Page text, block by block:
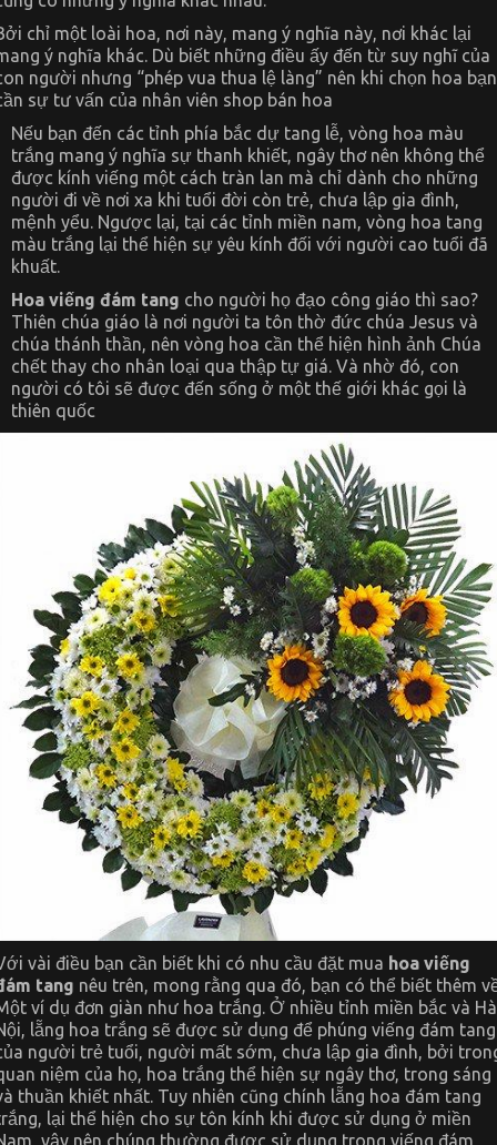
chỉ một loài hoa, nơi này, mang ý nghĩa này, nơi khác lại
ý nghĩa khác. Dù biết những điều ấy đến từ suy nghĩ của
người nhưng “phép vua thua lệ làng” nên khi chọn hoa bạn
sự tư vấn của nhân viên shop bán hoa
Nếu bạn đến các tỉnh phía bắc dự tang lễ, vòng hoa màu
trắng mang ý nghĩa sự thanh khiết, ngây thơ nên không thể
được kính viếng một cách tràn lan mà chỉ dành cho những
người đi về nơi xa khi tuổi đời còn trẻ, chưa lập gia đình,
mệnh yểu. Ngược lại, tại các tỉnh miền nam, vòng hoa tang
màu trắng lại thể hiện sự yêu kính đối với người cao tuổi đã
khuất.
Hoa viếng đám tang cho người họ đạo công giáo thì sao?
Thiên chúa giáo là nơi người ta tôn thờ đức chúa Jesus và
chúa thánh thần, nên vòng hoa cần thể hiện hình ảnh Chúa
chết thay cho nhân loại qua thập tự giá. Và nhờ đó, con
người có tôi sẽ được đến sống ở một thế giới khác gọi là
thiên quốc
vài điều bạn cần biết khi có nhu cầu đặt mua hoa viếng
tang nêu trên, mong rằng qua đó, bạn có thể biết thêm
ví dụ đơn giàn như hoa trắng. Ở nhiều tỉnh miền bắc và Hà
lẵng hoa trắng sẽ được sử dụng để phúng viếng đám tang
người trẻ tuổi, người mất sớm, chưa lập gia đình, bởi
niệm của họ, hoa trắng thể hiện sự ngây thơ, trong sáng
thuần khiết nhất. Tuy nhiên cũng chính lẵng hoa đám tang
lại thể hiện cho sự tôn kính khi được sử dụng ở miền
vậy nên chúng thường được sử dụng trong viếng đám